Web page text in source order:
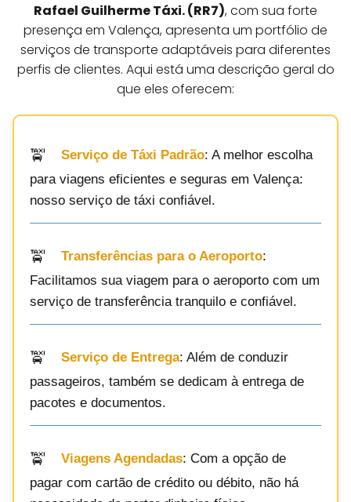
Rafael Guilherme Táxi. (RR7), com sua forte
presença em Valença, apresenta um portfólio de
serviços de transporte adaptáveis para diferentes
perfis de clientes. Aqui está uma descrição geral do
que eles oferecem:
Serviço de Táxi Padrão: A melhor escolha
para viagens eficientes e seguras em Valença:
nosso serviço de táxi confiável.
Transferências para o Aeroporto:
Facilitamos sua viagem para o aeroporto com um
serviço de transferência tranquilo e confiável.
Serviço de Entrega: Além de conduzir
passageiros, também se dedicam à entrega de
pacotes e documentos.
Viagens Agendadas: Com a opção de
pagar com cartão de crédito ou débito, não há